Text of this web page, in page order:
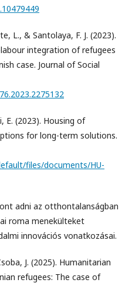
L., & Santolaya, F. J. (2023).
integration of refugees
case. Journal of Social
E. (2023). Housing of
for long-term solutions.
files/documents/HU-
adni az otthontalanságban
roma menekülteket
innovációs vonatkozásai.
J. (2025). Humanitarian
refugees: The case of